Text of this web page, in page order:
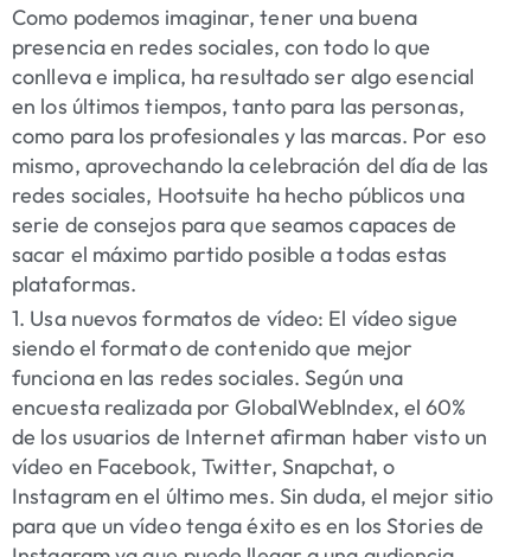
Como podemos imaginar, tener una buena
presencia en redes sociales, con todo lo que
conlleva e implica, ha resultado ser algo esencial
en los últimos tiempos, tanto para las personas,
como para los profesionales y las marcas. Por eso
mismo, aprovechando la celebración del día de las
redes sociales, Hootsuite ha hecho públicos una
serie de consejos para que seamos capaces de
sacar el máximo partido posible a todas estas
plataformas.
1. Usa nuevos formatos de vídeo: El vídeo sigue
siendo el formato de contenido que mejor
funciona en las redes sociales. Según una
encuesta realizada por GlobalWeblndex, el 60%
de los usuarios de Internet afirman haber visto un
vídeo en Facebook, Twitter, Snapchat, o
Instagram en el último mes. Sin duda, el mejor sitio
para que un vídeo tenga éxito es en los Stories de